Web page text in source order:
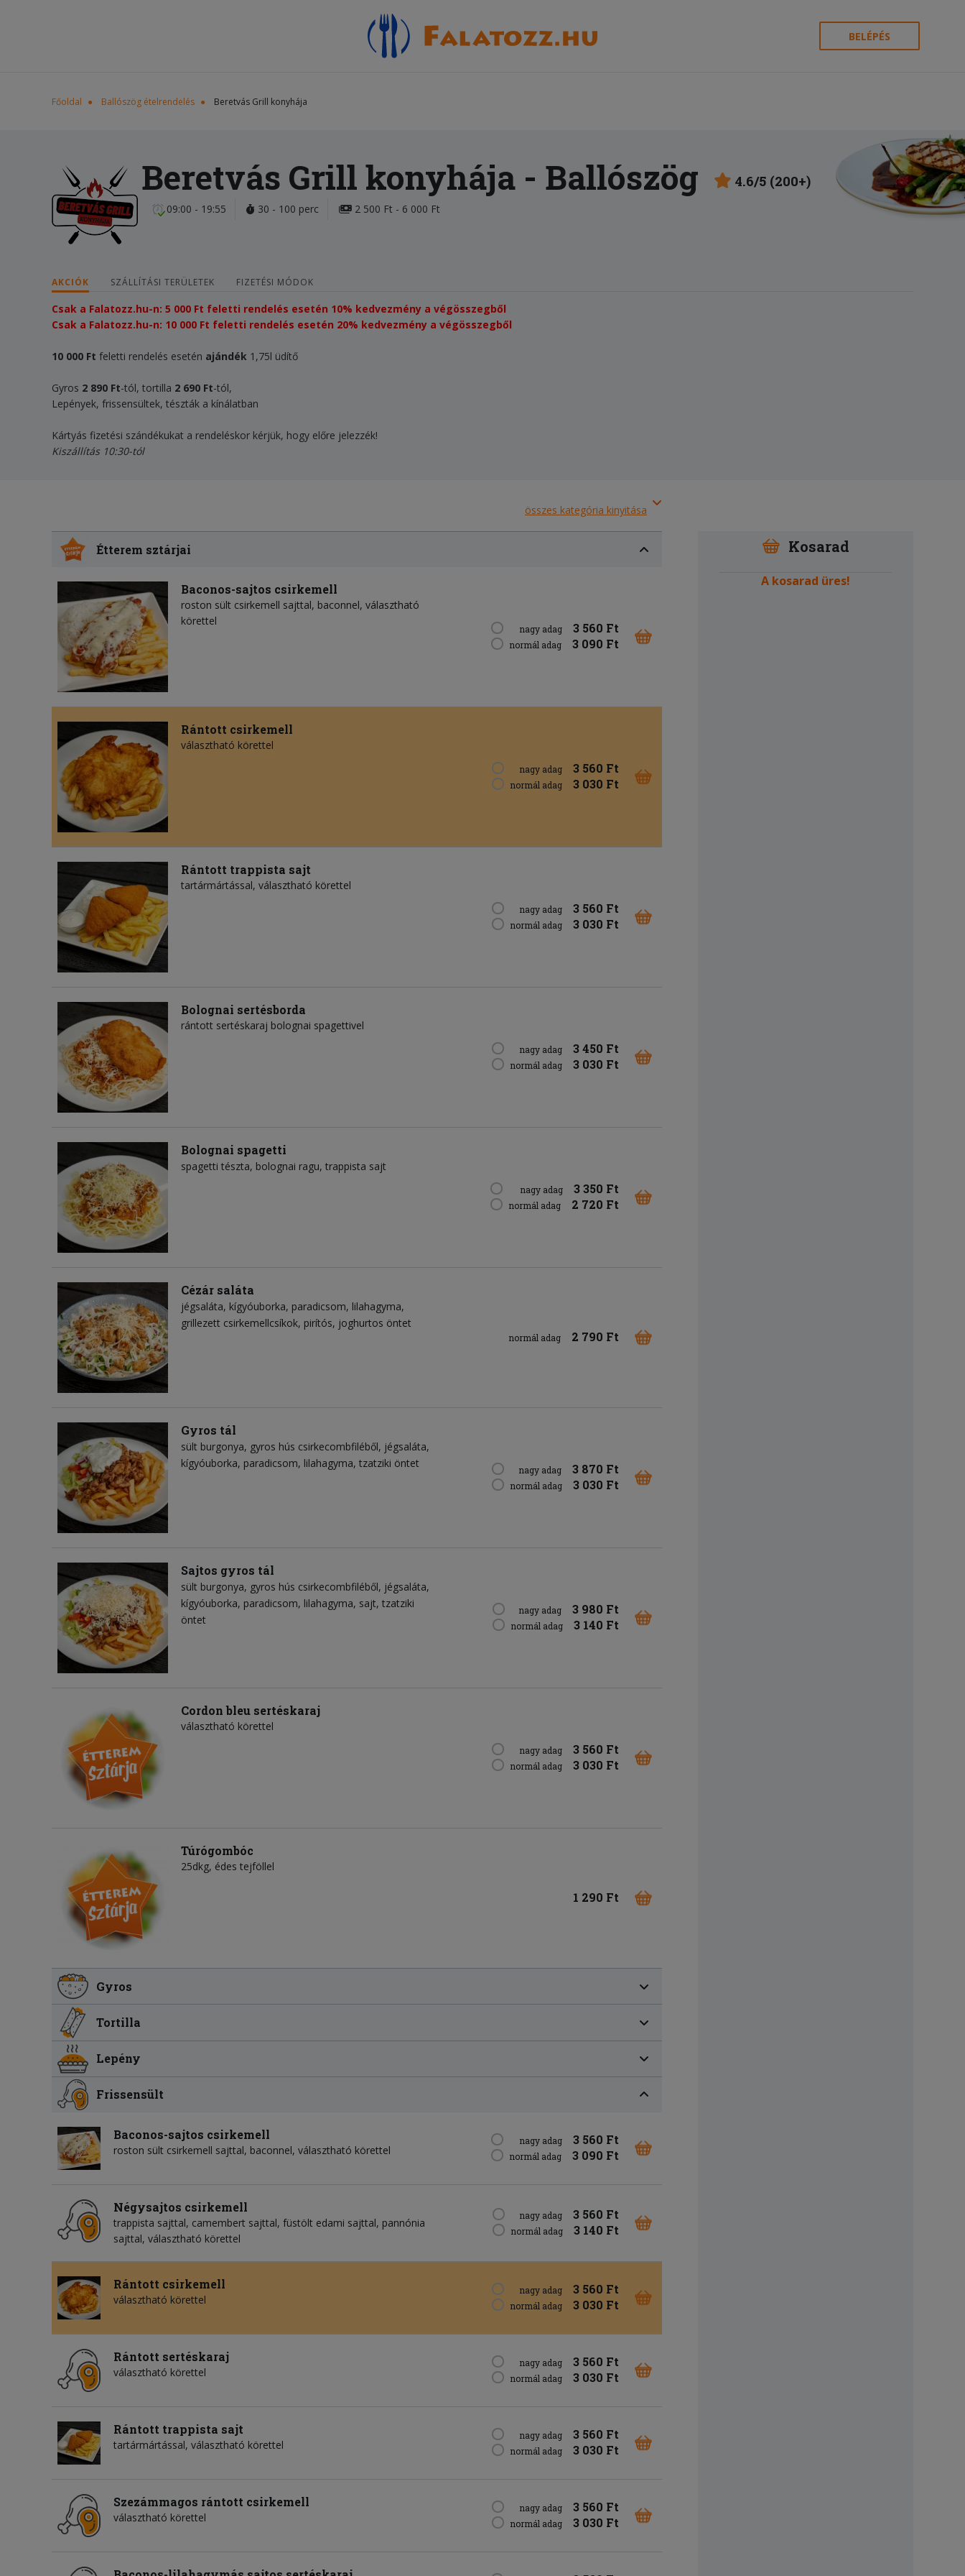
BELÉPÉS
Főoldal Ballószög ételrendelés Beretvás Grill konyhája
Beretvás Grill konyhája - Ballószög 4.6/5 (200+)
09:00 - 19:55 30 - 100 perc 2 500 Ft - 6 000 Ft
AKCIÓK SZÁLLÍTÁSI TERÜLETEK FIZETÉSI MÓDOK
Csak a Falatozz.hu-n: 5 000 Ft feletti rendelés esetén 10% kedvezmény a végösszegből
Csak a Falatozz.hu-n: 10 000 Ft feletti rendelés esetén 20% kedvezmény a végösszegből
10 000 Ft feletti rendelés esetén ajándék 1,75l üdítő
Gyros 2 890 Ft-tól, tortilla 2 690 Ft-tól,
Lepények, frissensültek, tészták a kínálatban
Kártyás fizetési szándékukat a rendeléskor kérjük, hogy előre jelezzék!
Kiszállítás 10:30-tól
összes kategória kinyitása
Étterem sztárjai
Baconos-sajtos csirkemell
roston sült csirkemell sajttal, baconnel, választható
körettel
nagy adag 3 560 Ft
normál adag 3 090 Ft
Rántott csirkemell
választható körettel
nagy adag 3 560 Ft
normál adag 3 030 Ft
Rántott trappista sajt
tartármártással, választható körettel
nagy adag 3 560 Ft
normál adag 3 030 Ft
Bolognai sertésborda
rántott sertéskaraj bolognai spagettivel
nagy adag 3 450 Ft
normál adag 3 030 Ft
Bolognai spagetti
spagetti tészta bolognai ragu trappista sajt
nagy adag 3 350 Ft
normál adag 2 720 Ft
Cézár saláta
jégsaláta kígyóuborka paradicsom lilahagyma
grillezett csirkemellcsíkok pirítós joghurtos öntet
normál adag 2 790 Ft
Gyros tál
sült burgonya gyros hús csirkecombfiléből jégsaláta
kígyóuborka paradicsom lilahagyma tzatziki öntet nagy adag 3 870 Ft
normál adag 3 030 Ft
Sajtos gyros tál
sült burgonya gyros hús csirkecombfiléből jégsaláta
kígyóuborka paradicsom lilahagyma sajt tzatziki
öntet
nagy adag 3 980 Ft
normál adag 3 140 Ft
Cordon bleu sertéskaraj
választható körettel
nagy adag 3 560 Ft
normál adag 3 030 Ft
Túrógombóc
25dkg, édes tejföllel
1 290 Ft
Gyros
Tortilla
Lepény
Frissensült
Baconos-sajtos csirkemell
roston sült csirkemell sajttal, baconnel, választható körettel
nagy adag 3 560 Ft
normál adag 3 090 Ft
Négysajtos csirkemell
trappista sajttal, camembert sajttal, füstölt edami sajttal, pannónia
sajttal, választható körettel
nagy adag 3 560 Ft
normál adag 3 140 Ft
Rántott csirkemell
választható körettel
nagy adag 3 560 Ft
normál adag 3 030 Ft
Rántott sertéskaraj
választható körettel
nagy adag 3 560 Ft
normál adag 3 030 Ft
Rántott trappista sajt
tartármártással, választható körettel
nagy adag 3 560 Ft
normál adag 3 030 Ft
Szezámmagos rántott csirkemell
választható körettel
nagy adag 3 560 Ft
normál adag 3 030 Ft
Kosarad
A kosarad üres!